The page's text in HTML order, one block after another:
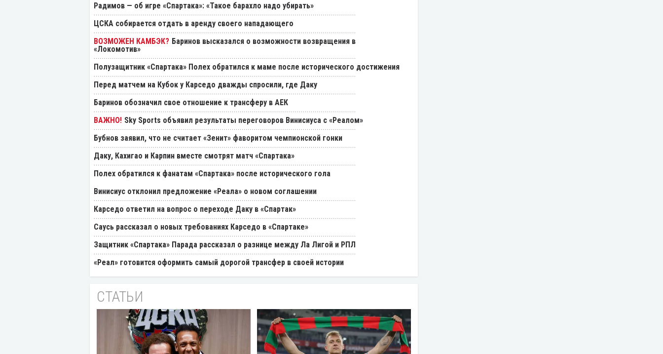
Радимов — об игре «Спартака»: «Такое барахло надо убирать»
ЦСКА собирается отдать в аренду своего нападающего
Баринов высказался о возможности возвращения в
«Локомотив»
Полузащитник «Спартака» Полех обратился к маме после исторического достижения
Перед матчем на Кубок у Карседо дважды спросили, где Даку
Баринов обозначил свое отношение к трансферу в АЕК
Sky Sports объявил результаты переговоров Винисиуса с «Реалом»
Бубнов заявил, что не считает «Зенит» фаворитом чемпионской гонки
Даку, Кахигао и Карпин вместе смотрят матч «Спартака»
Полех обратился к фанатам «Спартака» после исторического гола
Винисиус отклонил предложение «Реала» о новом соглашении
Карседо ответил на вопрос о переходе Даку в «Спартак»
Саусь рассказал о новых требованиях Карседо в «Спартаке»
Защитник «Спартака» Парада рассказал о разнице между Ла Лигой и РПЛ
«Реал» готовится оформить самый дорогой трансфер в своей истории
СТАТЬИ